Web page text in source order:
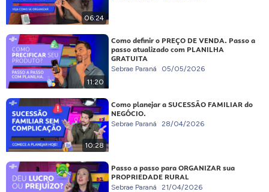
06:24
11:20
Como definir o PREÇO DE VENDA. Passo a
passo atualizado com PLANILHA
GRATUITA
Sebrae Paraná 05/05/2026
10:28
Como planejar a SUCESSÃO FAMILIAR do
NEGÓCIO.
Sebrae Paraná 28/04/2026
Passo a passo para ORGANIZAR sua
PROPRIEDADE RURAL
Sebrae Paraná 21/04/2026